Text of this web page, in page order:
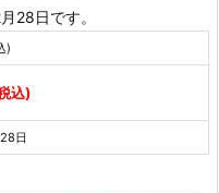
28日です。
)
込)
日